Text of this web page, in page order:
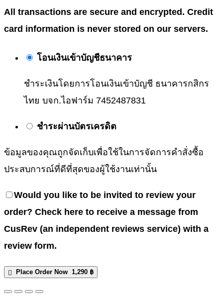
All transactions are secure and encrypted. Credit
card information is never stored on our servers.
โอนเงินเข้าบัญชีธนาคาร
ชำระเงินโดยการโอนเงินเข้าบัญชี ธนาคารกสิกร
ไทย บจก.ไอฟาร์ม 7452487831
ชำระผ่านบัตรเครดิต
ข้อมูลของคุณถูกจัดเก็บเพื่อใช้ในการจัดการคำสั่งซื้อ
ประสบการณ์ที่ดีที่สุดของผู้ใช้งานเท่านั้น
Would you like to be invited to review your
order? Check here to receive a message from
CusRev (an independent reviews service) with a
review form.
Place Order Now 1,290 ฿